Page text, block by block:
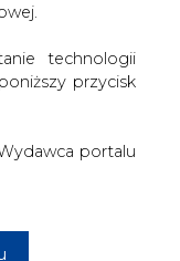
technologii
przycisk
portalu